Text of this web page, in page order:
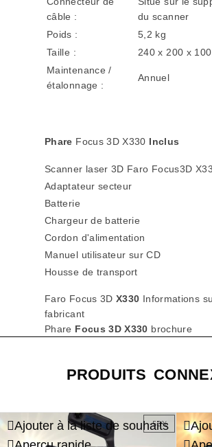
câble :
du scanner
Poids :
5,2 kg
Taille :
240 x 200 x
Maintenance /
étalonnage :
Annuel
Phare Focus 3D X330 Inclus
Scanner laser 3D Faro Focus3D
Adaptateur secteur
Batterie
Chargeur de batterie
Cordon d'alimentation
Manuel utilisateur sur CD
Housse de transport
Faro Focus 3D X330 Informations
fabricant
Phare Focus 3D X330 brochure
PRODUITS
-53%
Ajouter à la liste de souhaits